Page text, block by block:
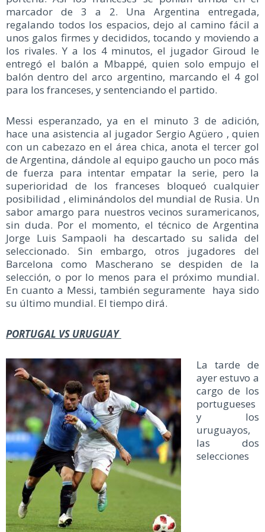
marcador de 3 a 2. Una Argentina entregada,
regalando todos los espacios, dejo al camino fácil a
unos galos firmes y decididos, tocando y moviendo a
los rivales. Y a los 4 minutos, el jugador Giroud le
entregó el balón a Mbappé, quien solo empujo el
balón dentro del arco argentino, marcando el 4 gol
para los franceses, y sentenciando el partido.
Messi esperanzado, ya en el minuto 3 de adición,
hace una asistencia al jugador Sergio Agüero , quien
con un cabezazo en el área chica, anota el tercer gol
de Argentina, dándole al equipo gaucho un poco más
de fuerza para intentar empatar la serie, pero la
superioridad de los franceses bloqueó cualquier
posibilidad , eliminándolos del mundial de Rusia. Un
sabor amargo para nuestros vecinos suramericanos,
sin duda. Por el momento, el técnico de Argentina
Jorge Luis Sampaoli ha descartado su salida del
seleccionado. Sin embargo, otros jugadores del
Barcelona como Mascherano se despiden de la
selección, o por lo menos para el próximo mundial.
En cuanto a Messi, también seguramente haya sido
su último mundial. El tiempo dirá.
PORTUGAL VS URUGUAY
La tarde de
ayer estuvo a
cargo de los
portugueses
y los
uruguayos,
las dos
selecciones